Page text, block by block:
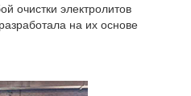
очистки электролитов
на их основе